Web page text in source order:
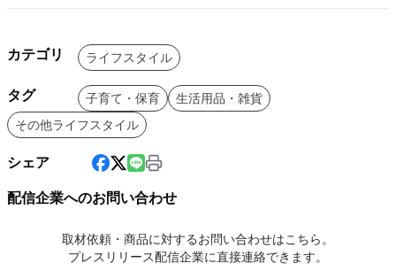
カテゴリ ライフスタイル
タグ 子育て・保育
生活用品・雑貨
その他ライフスタイル
シェア
配信企業へのお問い合わせ
取材依頼・商品に対するお問い合わせはこちら。
プレスリリース配信企業に直接連絡できます。